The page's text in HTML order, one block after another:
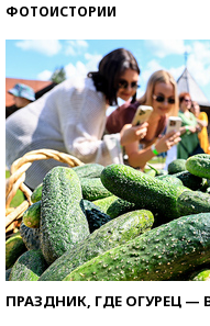
ФОТОИСТОРИИ
ПРАЗДНИК, ГДЕ ОГУРЕЦ —